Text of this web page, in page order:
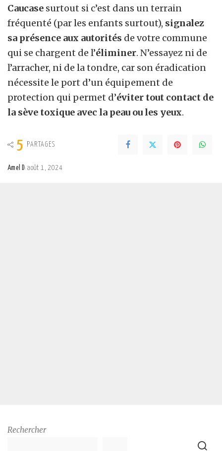
Caucase surtout si c’est dans un terrain
fréquenté (par les enfants surtout), signalez
sa présence aux autorités de votre commune
qui se chargent de l’éliminer. N’essayez ni de
l’arracher, ni de la tondre, car son éradication
nécessite le port d’un équipement de
protection qui permet d’éviter tout contact de
la sève toxique avec la peau ou les yeux.
5 PARTAGES
Amel D août 1, 2024
Rechercher